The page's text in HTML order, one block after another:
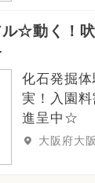
☆動く！
化石発掘
実！入園
進呈中☆
大阪府大